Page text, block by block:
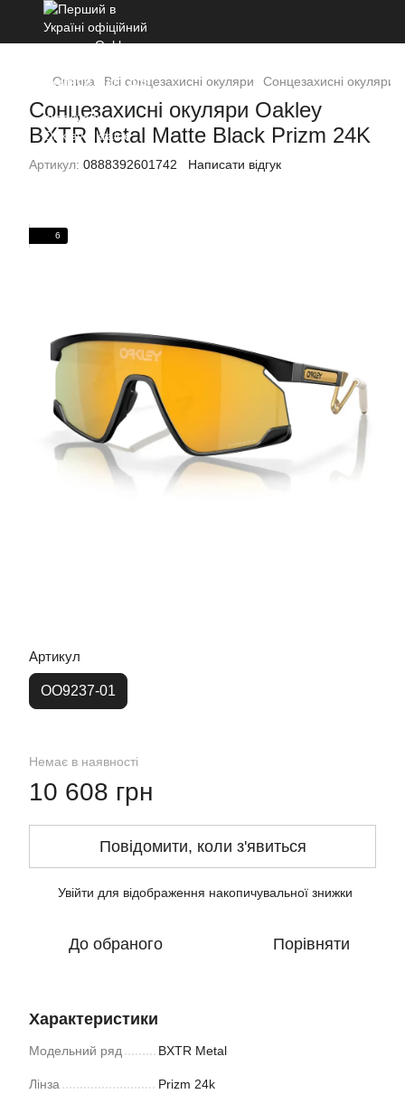
Оптика Всі сонцезахисні окуляри Сонцезахисні окуляри
Сонцезахисні окуляри Oakley
BXTR Metal Matte Black Prizm 24K
Артикул: 0888392601742 Написати відгук
6
Артикул
OO9237-01
Немає в наявності
10 608 грн
Повідомити, коли з'явиться
Увійти для відображення накопичувальної знижки
До обраного Порівняти
Характеристики
Модельний ряд BXTR Metal
Лінза Prizm 24k